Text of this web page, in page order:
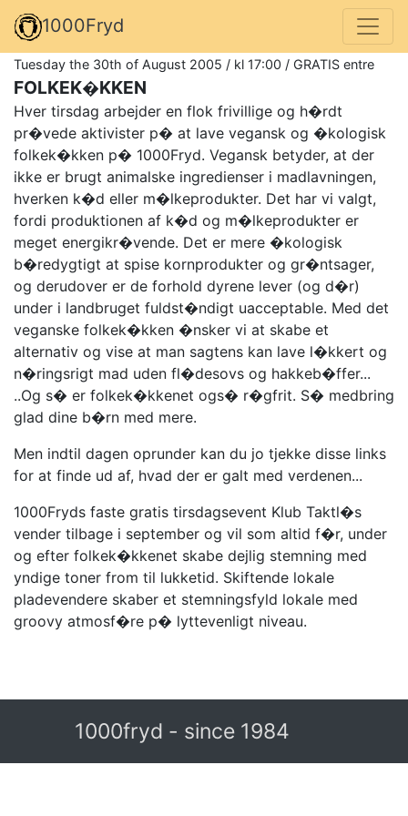
1000Fryd
Tuesday the 30th of August 2005 / kl 17:00 / GRATIS entre
FOLKEK�KKEN
Hver tirsdag arbejder en flok frivillige og h�rdt
pr�vede aktivister p� at lave vegansk og �kologisk
folkek�kken p� 1000Fryd. Vegansk betyder, at der
ikke er brugt animalske ingredienser i madlavningen,
hverken k�d eller m�lkeprodukter. Det har vi valgt,
fordi produktionen af k�d og m�lkeprodukter er
meget energikr�vende. Det er mere �kologisk
b�redygtigt at spise kornprodukter og gr�ntsager,
og derudover er de forhold dyrene lever (og d�r)
under i landbruget fuldst�ndigt uacceptable. Med det
veganske folkek�kken �nsker vi at skabe et
alternativ og vise at man sagtens kan lave l�kkert og
n�ringsrigt mad uden fl�desovs og hakkeb�ffer...
..Og s� er folkek�kkenet ogs� r�gfrit. S� medbring
glad dine b�rn med mere.
Men indtil dagen oprunder kan du jo tjekke disse links
for at finde ud af, hvad der er galt med verdenen...
1000Fryds faste gratis tirsdagsevent Klub Taktl�s
vender tilbage i september og vil som altid f�r, under
og efter folkek�kkenet skabe dejlig stemning med
yndige toner from til lukketid. Skiftende lokale
pladevendere skaber et stemningsfyld lokale med
groovy atmosf�re p� lyttevenligt niveau.
1000fryd - since 1984